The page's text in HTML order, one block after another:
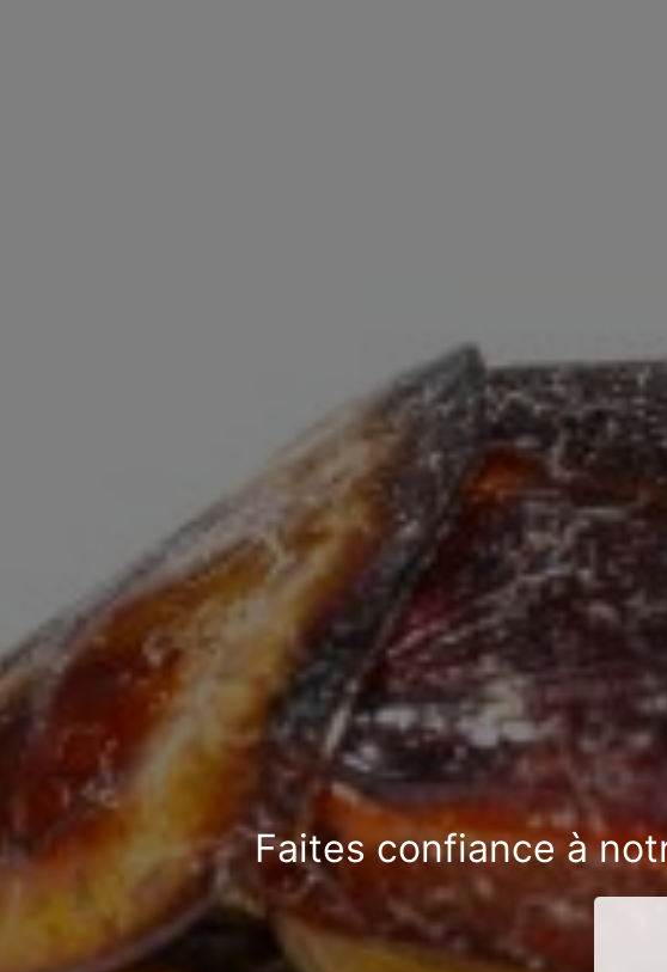
Faites confiance à